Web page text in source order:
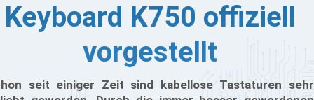
Keyboard K750 offiziell
vorgestellt
seit einiger Zeit sind kabellose Tastaturen sehr